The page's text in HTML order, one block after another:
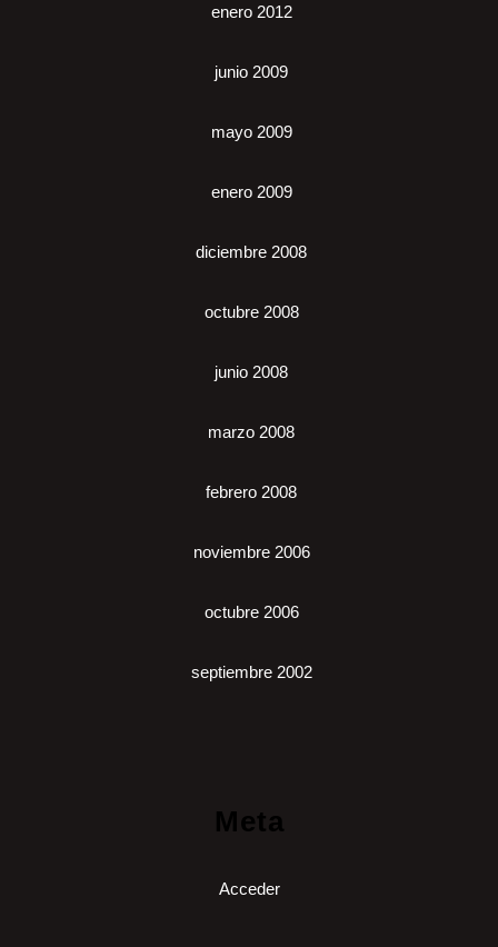
enero 2012
junio 2009
mayo 2009
enero 2009
diciembre 2008
octubre 2008
junio 2008
marzo 2008
febrero 2008
noviembre 2006
octubre 2006
septiembre 2002
Meta
Acceder